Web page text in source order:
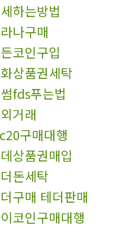
하는방법
나구매
코인구입
상품권세탁
fds푸는법
거래
구매대행
상품권매입
돈세탁
구매 테더판매
코인구매대행